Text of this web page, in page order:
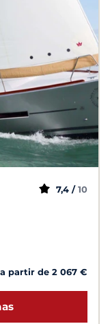
7,4 / 10
a partir de 2 067 €